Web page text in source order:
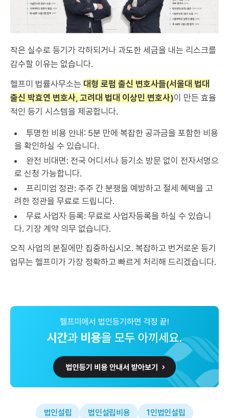
작은 실수로 등기가 각하되거나 과도한 세금을 내는 리스크를
감수할 이유는 없습니다.
헬프미 법률사무소는 대형 로펌 출신 변호사들(서울대 법대
출신 박효연 변호사, 고려대 법대 이상민 변호사)이 만든 효율
적인 등기 시스템을 제공합니다.
투명한 비용 안내: 5분 만에 복잡한 공과금을 포함한 비용
을 확인하실 수 있습니다.
완전 비대면: 전국 어디서나 등기소 방문 없이 전자서명으
로 신청 가능합니다.
프리미엄 정관: 주주 간 분쟁을 예방하고 절세 혜택을 고
려한 정관을 무료로 드립니다.
무료 사업자 등록: 무료로 사업자등록을 하실 수 있습니
다. 기장 계약 의무 없습니다.
오직 사업의 본질에만 집중하십시오. 복잡하고 번거로운 등기
업무는 헬프미가 가장 정확하고 빠르게 처리해 드리겠습니다.
법인설립 법인설립비용
1인법인설립